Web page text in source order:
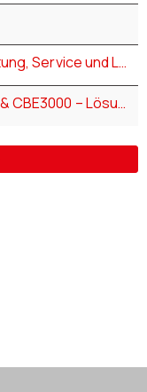
Mehrwege Stapler Combilift – Beratung, Service und Lösungen von Pieckert
Mehrwege Stapler Combilift C4000 & CBE3000 – Lösungen für Langgut und flexible Logistik